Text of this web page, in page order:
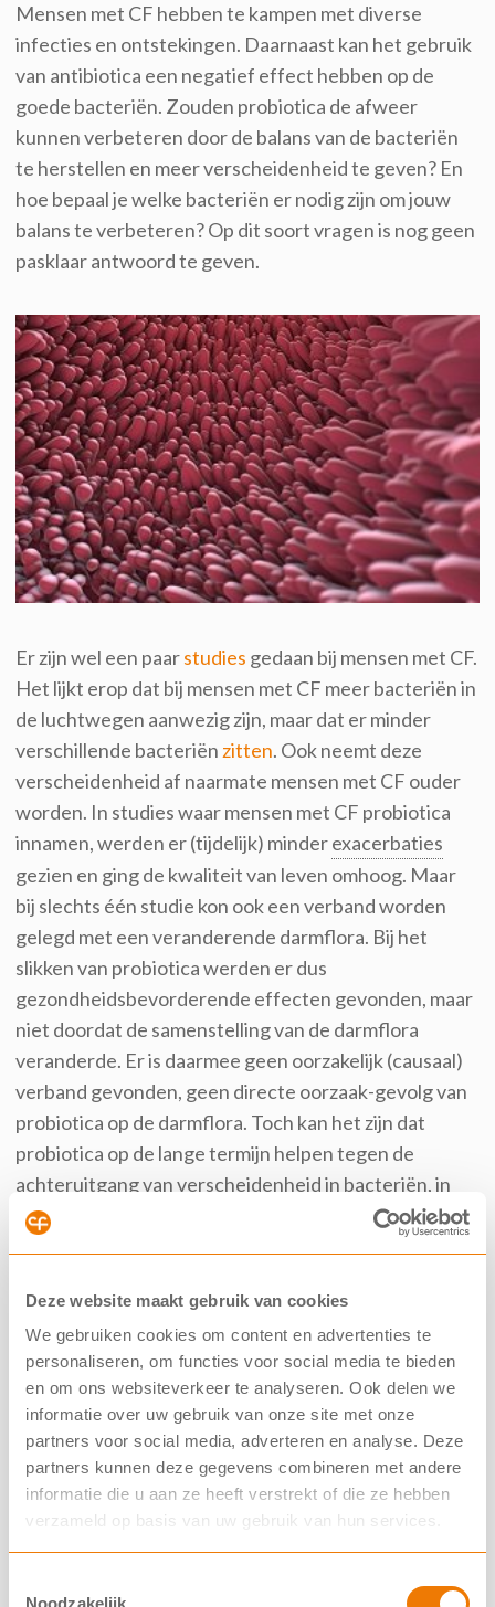
Deze website maakt gebruik van cookies
We gebruiken cookies om content en advertenties te
personaliseren, om functies voor social media te bieden
en om ons websiteverkeer te analyseren. Ook delen we
informatie over uw gebruik van onze site met onze
partners voor social media, adverteren en analyse. Deze
partners kunnen deze gegevens combineren met andere
informatie die u aan ze heeft verstrekt of die ze hebben
verzameld op basis van uw gebruik van hun services.
Noodzakelijk
Mensen met CF hebben te kampen met diverse
infecties en ontstekingen. Daarnaast kan het gebruik
van antibiotica een negatief effect hebben op de
goede bacteriën. Zouden probiotica de afweer
kunnen verbeteren door de balans van de bacteriën
te herstellen en meer verscheidenheid te geven? En
hoe bepaal je welke bacteriën er nodig zijn om jouw
balans te verbeteren? Op dit soort vragen is nog geen
pasklaar antwoord te geven.
Er zijn wel een paarstudies gedaan bij mensen met CF.
Het lijkt erop dat bij mensen met CF meer bacteriën in
de luchtwegen aanwezig zijn, maar dat er minder
verschillende bacteriën zitten. Ook neemt deze
verscheidenheid af naarmate mensen met CF ouder
worden. In studies waar mensen met CF probiotica
innamen, werden er (tijdelijk) minderexacerbaties
gezien en ging de kwaliteit van leven omhoog. Maar
bij slechts één studie kon ook een verband worden
gelegd met een veranderende darmflora. Bij het
slikken van probiotica werden er dus
gezondheidsbevorderende effecten gevonden, maar
niet doordat de samenstelling van de darmflora
veranderde. Er is daarmee geen oorzakelijk (causaal)
verband gevonden, geen directe oorzaak-gevolg van
probiotica op de darmflora. Toch kan het zijn dat
probiotica op de lange termijn helpen tegen de
achteruitgang van verscheidenheid in bacteriën, in
longen of de darm.
effect hadden bij mensen met eengezonde
darmflora. Ook herstelden de darmbacteriën
vertraagd bij gelijktijdig gebruik van probiotica en een
antibioticumkuur (180 dagen tegenover 21 dagen).
Kortom, het effect van probiotica als
voedingssupplement is niet onverdeeld positief en
ook nog niet helemaal ontrafeld.